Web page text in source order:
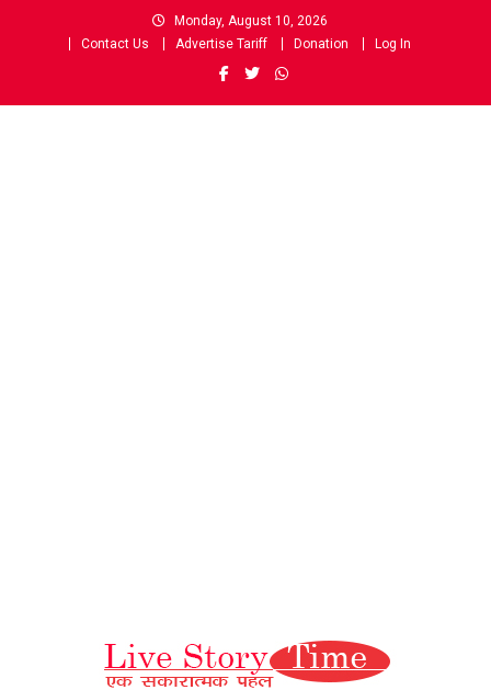
Monday, August 10, 2026
Contact Us
Advertise Tariff Donation Log In